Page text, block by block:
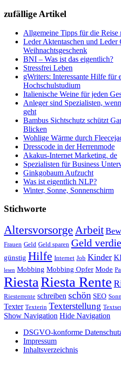
zufällige Artikel
Allgemeine Tipps für die Reise
Leder Aktentaschen und Leder
Weihnachtsgeschenk
BNI – Was ist das eigentlich?
Stressfrei Leben
gWriters: Interessante Hilfe für
Hochschulstudium
Italienische Weine für jeden
Anleger sind Spezialisten,
geht
Bambus Sichtschutz schützt
Blicken
Wohlige Wärme durch
Dresscode in der Herrenmode
Akakus-Internet Marketing. de
Spezialisten für Business
Ginkgobaum Aufzucht
Was ist eigentlich NLP?
Winter, Sonne, Sonnenschirm
Stichworte
Altersvorsorge Arbeit
Frauen Geld Geld sparen Geld
günstig Hilfe Internet Job Kinder
lesen Mobbing Mobbing Opfer Mode
RiestaRiesta Rente
Riesterrente schreiben schön SEO
Texter Texterin Texterstellung
Show Navigation Hide Navigation
DSGVO-konforme
Impressum
Inhaltsverzeichnis